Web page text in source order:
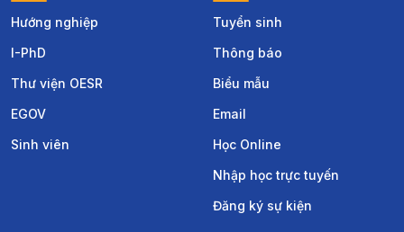
Hướng nghiệp
I-PhD
Thư viện OESR
EGOV
Sinh viên
Tuyển sinh
Thông báo
Biểu mẫu
Email
Học Online
Nhập học trực tuyến
Đăng ký sự kiện